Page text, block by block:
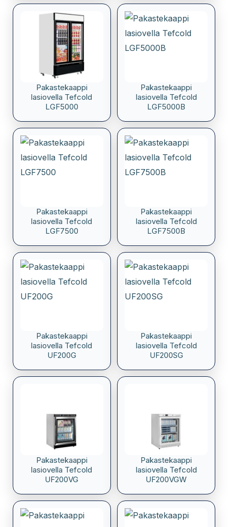
Pakastekaappi
lasiovella Tefcold
LGF5000
Pakastekaappi
lasiovella Tefcold
LGF5000B
Pakastekaappi
lasiovella Tefcold
LGF7500
Pakastekaappi
lasiovella Tefcold
LGF7500B
Pakastekaappi
lasiovella Tefcold
UF200G
Pakastekaappi
lasiovella Tefcold
UF200SG
Pakastekaappi
lasiovella Tefcold
UF200VG
Pakastekaappi
lasiovella Tefcold
UF200VGW